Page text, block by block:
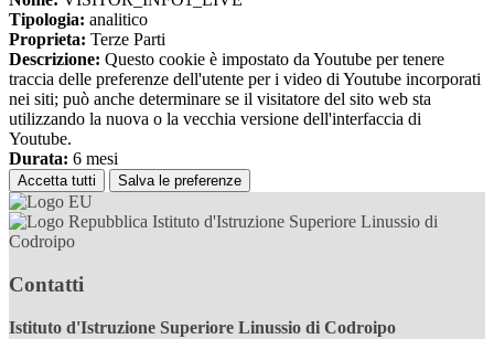
Tipologia: analitico
Proprieta: Terze Parti
Descrizione: Questo cookie è impostato da Youtube per tenere
traccia delle preferenze dell'utente per i video di Youtube incorporati
nei siti; può anche determinare se il visitatore del sito web sta
utilizzando la nuova o la vecchia versione dell'interfaccia di
Youtube.
Durata: 6 mesi
Accetta tutti Salva le preferenze
Istituto d'Istruzione Superiore Linussio di
Codroipo
Contatti
Istituto d'Istruzione Superiore Linussio di Codroipo